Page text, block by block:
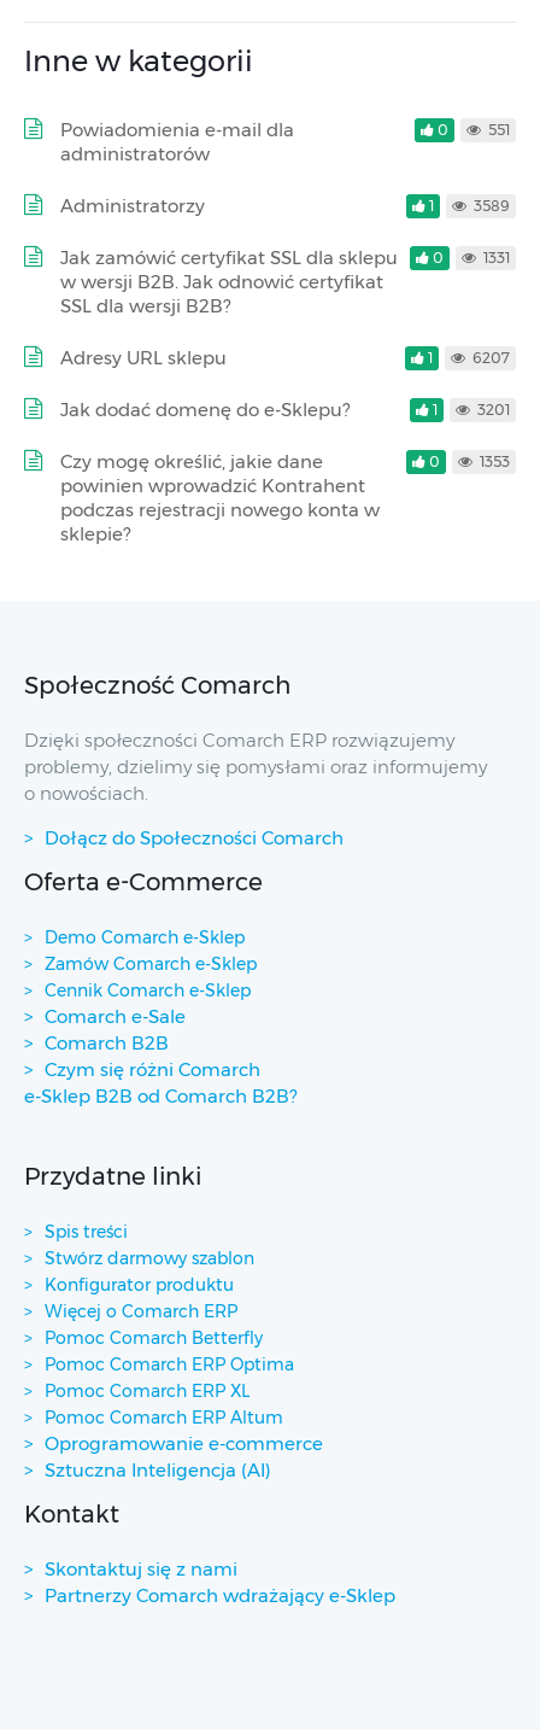
Inne w kategorii
Powiadomienia e-mail dla
administratorów
0 551
Administratorzy 1 3589
Jak zamówić certyfikat SSL dla sklepu
w wersji B2B. Jak odnowić certyfikat
SSL dla wersji B2B?
0 1331
Adresy URL sklepu 1 6207
Jak dodać domenę do e-Sklepu? 1 3201
Czy mogę określić, jakie dane
powinien wprowadzić Kontrahent
podczas rejestracji nowego konta w
sklepie?
0 1353
Społeczność Comarch
Dzięki społeczności Comarch ERP rozwiązujemy
problemy, dzielimy się pomysłami oraz informujemy
o nowościach.
Dołącz do Społeczności Comarch
Oferta e-Commerce
Demo Comarch e-Sklep
Zamów Comarch e-Sklep
Cennik Comarch e-Sklep
Comarch e-Sale
Comarch B2B
Czym się różni Comarch
e-Sklep B2B od Comarch B2B?
Przydatne linki
Spis treści
Stwórz darmowy szablon
Konfigurator produktu
Więcej o Comarch ERP
Pomoc Comarch Betterfly
Pomoc Comarch ERP Optima
Pomoc Comarch ERP XL
Pomoc Comarch ERP Altum
Oprogramowanie e-commerce
Sztuczna Inteligencja (AI)
Kontakt
Skontaktuj się z nami
Partnerzy Comarch wdrażający e-Sklep